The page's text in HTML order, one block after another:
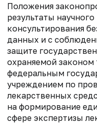
Положения
результаты
консультирования
данных и с
защите
охраняемой
федеральным
учреждением по
лекарственных
на формирование
сфере экспертизы